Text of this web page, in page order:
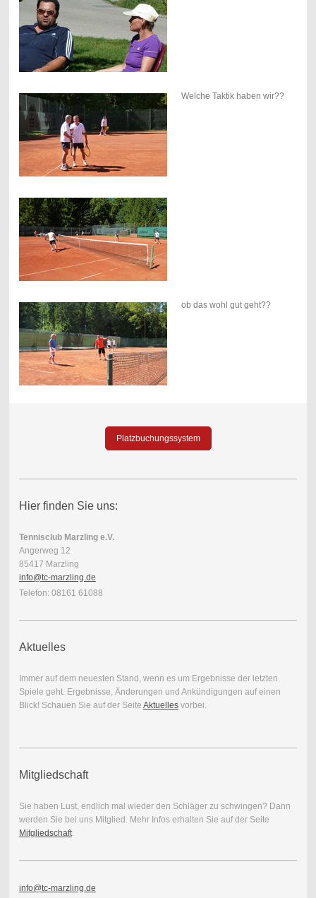
Welche Taktik haben wir??
ob das wohl gut geht??
Platzbuchungssystem
Hier finden Sie uns:
Tennisclub Marzling e.V.
Angerweg 12
85417 Marzling
info@tc-marzling.de
Telefon: 08161 61088
Aktuelles
Immer auf dem neuesten Stand, wenn es um Ergebnisse der letzten
Spiele geht. Ergebnisse, Änderungen und Ankündigungen auf einen
Blick! Schauen Sie auf der Seite Aktuellesvorbei.
Mitgliedschaft
Sie haben Lust, endlich mal wieder den Schläger zu schwingen? Dann
werden Sie bei uns Mitglied. Mehr Infos erhalten Sie auf der Seite
Mitgliedschaft.
info@tc-marzling.de